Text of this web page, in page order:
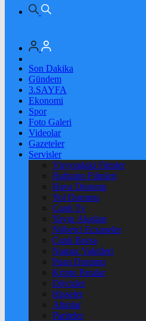
Son Dakika
Gündem
3.SAYFA
Ekonomi
Spor
Foto Galeri
Videolar
Gazeteler
Servisler
Vizyondaki Filmler
Haftanin Filmleri
Hava Durumu
Yol Durumu
Canlı Tv
Yayın Akışları
Nöbetçi Eczaneler
Canlı Borsa
Namaz Vakitleri
Puan Durumu
Kripto Paralar
Dövizler
Hisseler
Altınlar
Pariteler